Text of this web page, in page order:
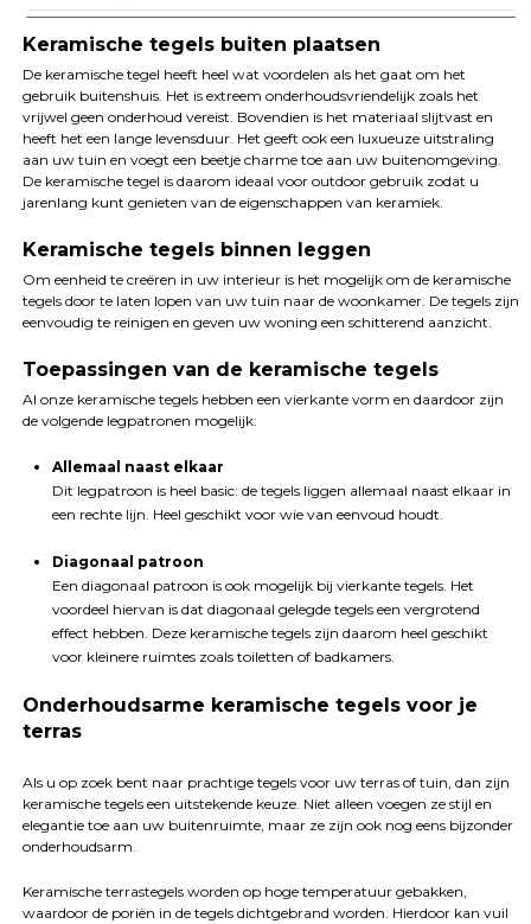
Keramische tegels buiten plaatsen
De keramische tegel heeft heel wat voordelen als het gaat om het
gebruik buitenshuis. Het is extreem onderhoudsvriendelijk zoals het
vrijwel geen onderhoud vereist. Bovendien is het materiaal slijtvast en
heeft het een lange levensduur. Het geeft ook een luxueuze uitstraling
aan uw tuin en voegt een beetje charme toe aan uw buitenomgeving.
De keramische tegel is daarom ideaal voor outdoor gebruik zodat u
jarenlang kunt genieten van de eigenschappen van keramiek.
Keramische tegels binnen leggen
Om eenheid te creëren in uw interieur is het mogelijk om de keramische
tegels door te laten lopen van uw tuin naar de woonkamer. De tegels zijn
eenvoudig te reinigen en geven uw woning een schitterend aanzicht.
Toepassingen van de keramische tegels
Al onze keramische tegels hebben een vierkante vorm en daardoor zijn
de volgende legpatronen mogelijk:
Allemaal naast elkaar
Dit legpatroon is heel basic: de tegels liggen allemaal naast elkaar in
een rechte lijn. Heel geschikt voor wie van eenvoud houdt.
Diagonaal patroon
Een diagonaal patroon is ook mogelijk bij vierkante tegels. Het
voordeel hiervan is dat diagonaal gelegde tegels een vergrotend
effect hebben. Deze keramische tegels zijn daarom heel geschikt
voor kleinere ruimtes zoals toiletten of badkamers.
Onderhoudsarme keramische tegels voor je
terras
Als u op zoek bent naar prachtige tegels voor uw terras of tuin, dan zijn
keramische tegels een uitstekende keuze. Niet alleen voegen ze stijl en
elegantie toe aan uw buitenruimte, maar ze zijn ook nog eens bijzonder
onderhoudsarm.
Keramische terrastegels worden op hoge temperatuur gebakken,
waardoor de poriën in de tegels dichtgebrand worden. Hierdoor kan vuil